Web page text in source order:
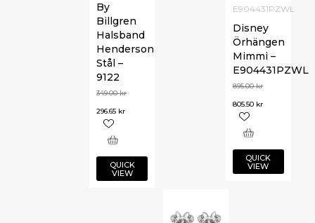
By
Billgren
Halsband
Henderson
Stål –
9122
349.00kr
296.65 kr
QUICK
VIEW
E904431PZWL
Disney
Örhängen
Mimmi –
E904431PZWL
895.00kr
805.50 kr
QUICK
VIEW